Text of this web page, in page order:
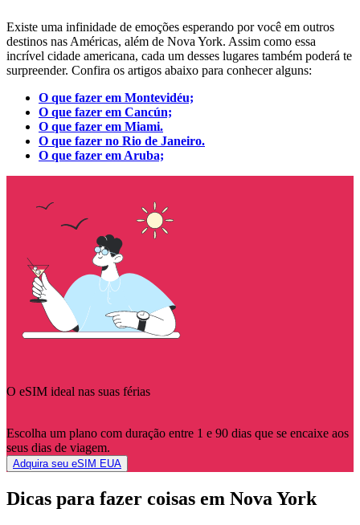
Existe uma infinidade de emoções esperando por você em outros
destinos nas Américas, além de Nova York. Assim como essa
incrível cidade americana, cada um desses lugares também poderá te
surpreender. Confira os artigos abaixo para conhecer alguns:
O que fazer em Montevidéu;
O que fazer em Cancún;
O que fazer em Miami.
O que fazer no Rio de Janeiro.
O que fazer em Aruba;
O eSIM ideal nas suas férias
Escolha um plano com duração entre 1 e 90 dias que se encaixe aos
seus dias de viagem.
Adquira seu eSIM EUA
Dicas para fazer coisas em Nova York